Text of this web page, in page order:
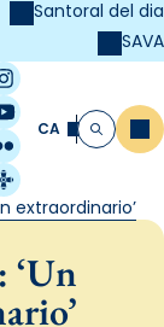
Santoral del dia
SAVA
Estel
CA Cerca
extraordinario’
‘Un